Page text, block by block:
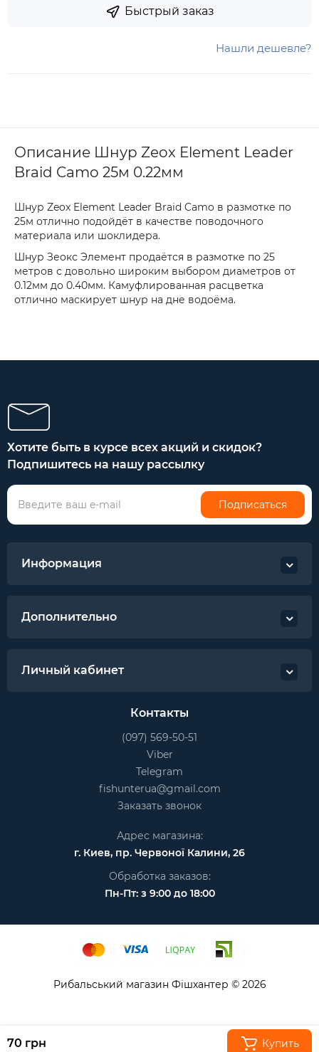
Быстрый заказ
Нашли дешевле?
Описание Шнур Zeox Element Leader
Braid Camo 25м 0.22мм
Шнур Zeox Element Leader Braid Camo в размотке по
25м отлично подойдёт в качестве поводочного
материала или шоклидера.
Шнур Зеокс Элемент продаётся в размотке по 25
метров с довольно широким выбором диаметров от
0.12мм до 0.40мм. Камуфлированная расцветка
отлично маскирует шнур на дне водоёма.
70 грн Купить
Хотите быть в курсе всех акций и скидок?
Подпишитесь на нашу рассылку
Подписаться
Информация
Дополнительно
Личный кабинет
Контакты
(097) 569-50-51
Viber
Telegram
fishunterua@gmail.com
Заказать звонок
Адрес магазина:
г. Киев, пр. Червоної Калини, 26
Обработка заказов:
Пн-Пт: з 9:00 до 18:00
Рибальський магазин Фішхантер © 2026